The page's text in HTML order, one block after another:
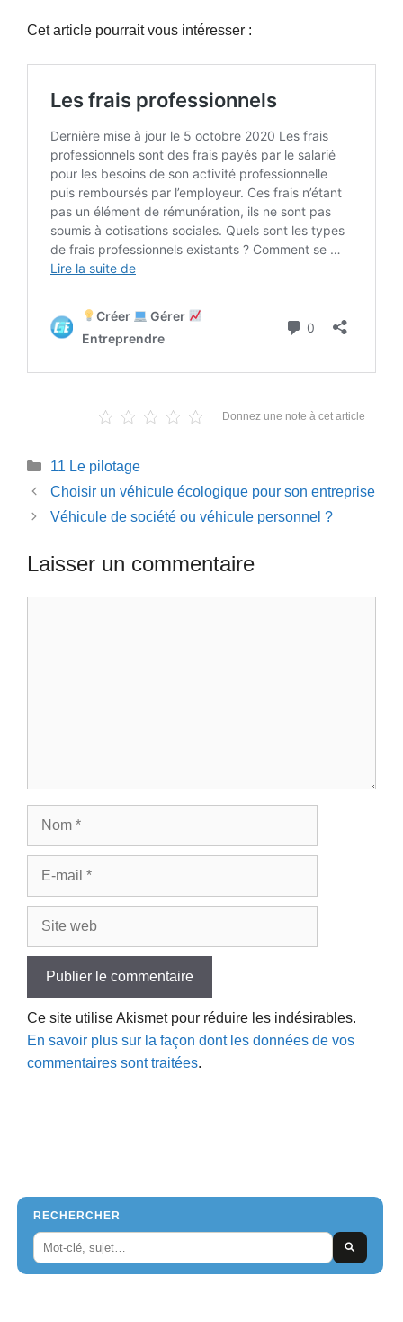
Cet article pourrait vous intéresser :
Donnez une note à cet article
Catégories
11 Le pilotage
Choisir un véhicule écologique pour son entreprise
Véhicule de société ou véhicule personnel ?
Laisser un commentaire
Ce site utilise Akismet pour réduire les indésirables.
En savoir plus sur la façon dont les données de vos
commentaires sont traitées.
RECHERCHER